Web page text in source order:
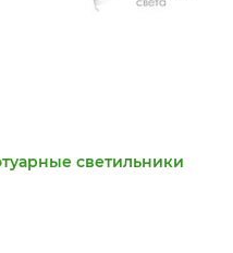
светильники